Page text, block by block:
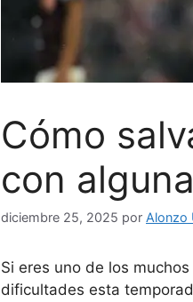
Cómo
con
diciembre 25, 2025 por Alonzo
Si eres uno de los
dificultades esta